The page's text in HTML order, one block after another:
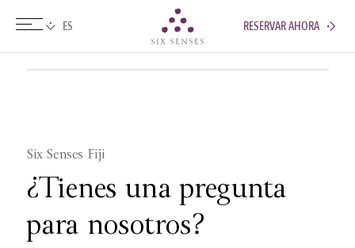
Six sensesRESERVAR AHORA
Six Senses Fiji
¿Tienes una pregunta
para nosotros?